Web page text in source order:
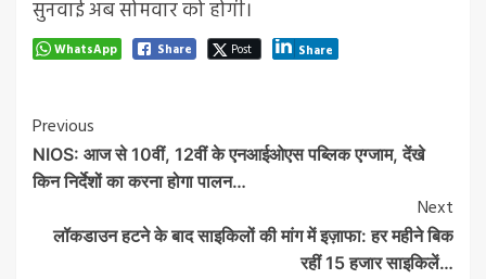
सुनवाई अब सोमवार को होगी।
WhatsApp Share Post Share
Post
Navigation
Previous
NIOS: आज से 10वीं, 12वीं के एनआईओएस पब्लिक एग्जाम, देंखे
किन निर्देशों का करना होगा पालन…
Next
लॉकडाउन हटने के बाद साइकिलों की मांग में इज़ाफा: हर महीने बिक
रहीं 15 हजार साइकिलें…